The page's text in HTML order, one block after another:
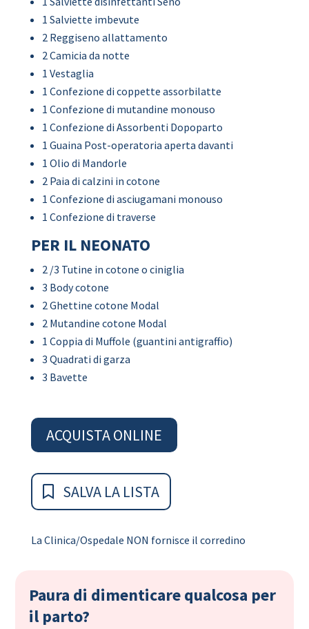
1 Salviette imbevute
2 Reggiseno allattamento
2 Camicia da notte
1 Vestaglia
1 Confezione di coppette assorbilatte
1 Confezione di mutandine monouso
1 Confezione di Assorbenti Dopoparto
1 Guaina Post-operatoria aperta davanti
1 Olio di Mandorle
2 Paia di calzini in cotone
1 Confezione di asciugamani monouso
1 Confezione di traverse
PER IL NEONATO
2 /3 Tutine in cotone o ciniglia
3 Body cotone
2 Ghettine cotone Modal
2 Mutandine cotone Modal
1 Coppia di Muffole (guantini antigraffio)
3 Quadrati di garza
3 Bavette
ACQUISTA ONLINE
SALVA LA LISTA
La Clinica/Ospedale NON fornisce il corredino
Paura di dimenticare qualcosa per
il parto?